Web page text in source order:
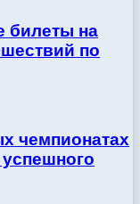
билеты на
по
чемпионатах